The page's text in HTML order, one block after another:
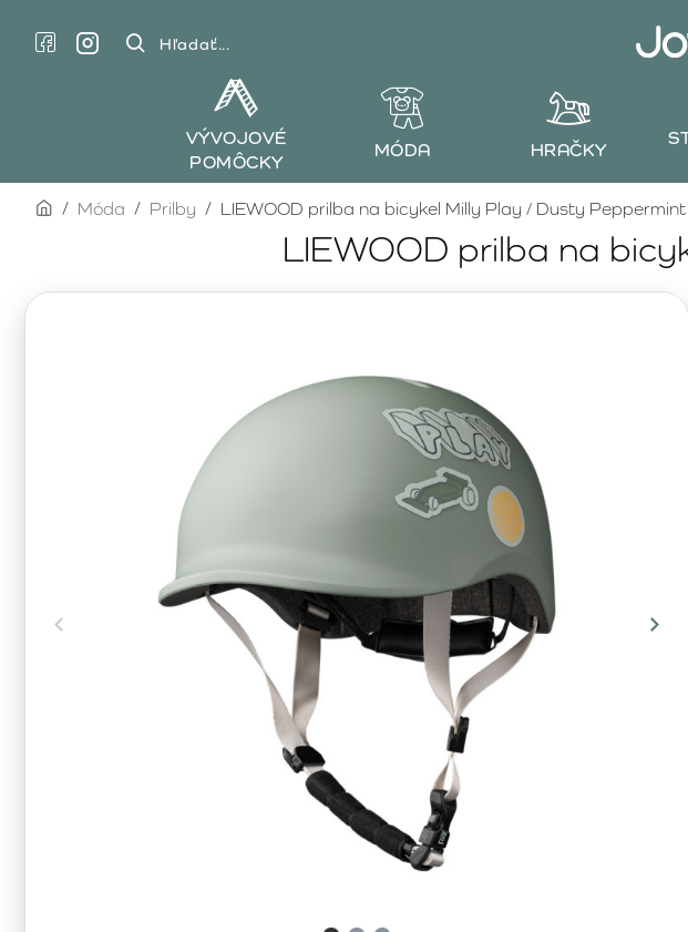
Hľadať...
VÝVOJOVÉ
POMÔCKY
MÓDA HRAČKY
LIEWOOD prilba na
homeMóda Prilby LIEWOOD prilba na bicykel Milly Play / Dusty Peppermint